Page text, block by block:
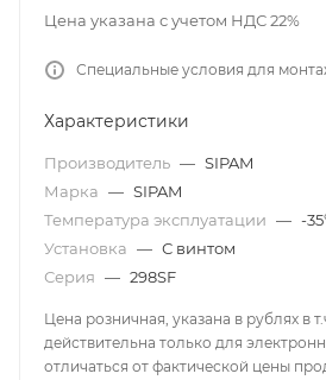
Цена указана с учетом НДС 22%
Специальные условия для
Характеристики
Производитель — SIPAM
Марка — SIPAM
Температура эксплуатации — -
Установка — С винтом
Серия — 298SF
Цена розничная, указана в рублях в
действительна только для
отличаться от фактической цены